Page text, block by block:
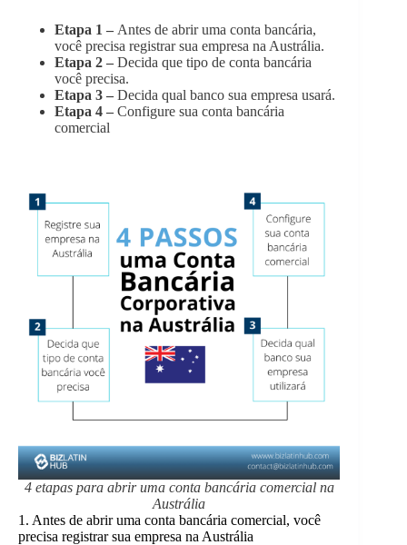
Etapa 1 – Antes de abrir uma conta bancária,
você precisa registrar sua empresa na Austrália.
Etapa 2 – Decida que tipo de conta bancária
você precisa.
Etapa 3 – Decida qual banco sua empresa usará.
Etapa 4 – Configure sua conta bancária
comercial
4 etapas para abrir uma conta bancária comercial na
Austrália
1. Antes de abrir uma conta bancária comercial, você
precisa registrar sua empresa na Austrália